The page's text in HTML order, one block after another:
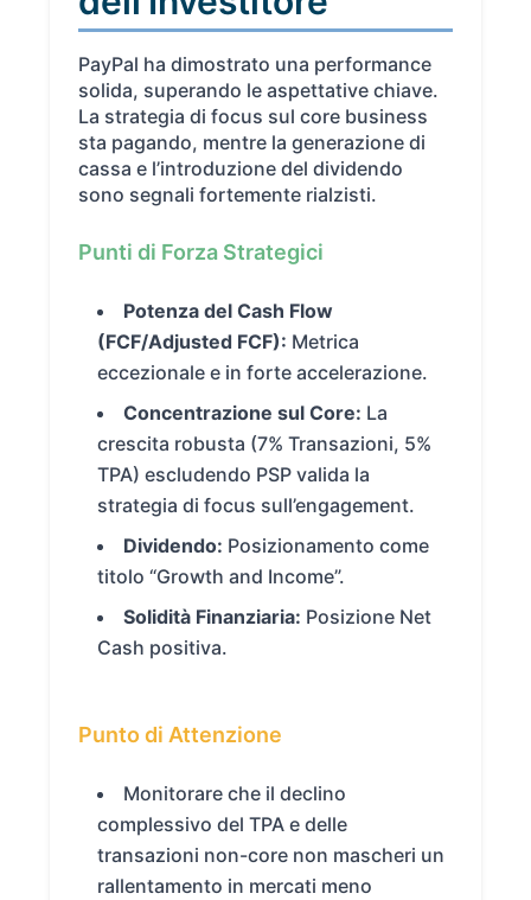
PayPal ha dimostrato una performance
solida, superando le aspettative chiave.
La strategia di focus sul core business
sta pagando, mentre la generazione di
cassa e l’introduzione del dividendo
sono segnali fortemente rialzisti.
Punti di Forza Strategici
Potenza del Cash Flow
(FCF/Adjusted FCF): Metrica
eccezionale e in forte accelerazione.
Concentrazione sul Core: La
crescita robusta (7% Transazioni, 5%
TPA) escludendo PSP valida la
strategia di focus sull’engagement.
Dividendo: Posizionamento come
titolo “Growth and Income”.
Solidità Finanziaria: Posizione Net
Cash positiva.
Punto di Attenzione
Monitorare che il declino
complessivo del TPA e delle
transazioni non-core non mascheri un
rallentamento in mercati meno